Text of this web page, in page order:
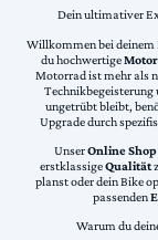
Dein ultimativer
Willkommen bei deinem
du hochwertige
Motorrad ist mehr als
ungetrübt bleibt,
Upgrade durch
UnserOnline Shop
erstklassigeQualität
planst oder dein Bike
passenden
Warum du